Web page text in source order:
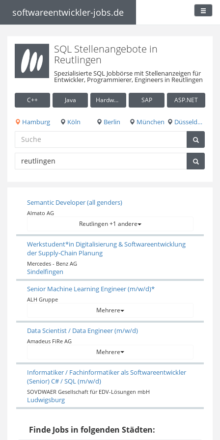
softwareentwickler-jobs.de
SQL Stellenangebote in
Reutlingen
Spezialisierte SQL Jobbörse mit Stellenanzeigen für
Entwickler, Programmierer, Engineers in Reutlingen
C++ Java Hardware / Embedded SAP ASP.NET
Hamburg Köln Berlin München Düsseldorf
Semantic Developer (all genders)
Almato AG
Reutlingen +1 andere
Werkstudent*in Digitalisierung & Softwareentwicklung
der Supply-Chain Planung
Mercedes - Benz AG
Sindelfingen
Senior Machine Learning Engineer (m/w/d)*
ALH Gruppe
Mehrere
Data Scientist / Data Engineer (m/w/d)
Amadeus FiRe AG
Mehrere
Informatiker / Fachinformatiker als Softwareentwickler
(Senior) C# / SQL (m/w/d)
SOVDWAER Gesellschaft für EDV-Lösungen mbH
Ludwigsburg
Finde Jobs in folgenden Städten: